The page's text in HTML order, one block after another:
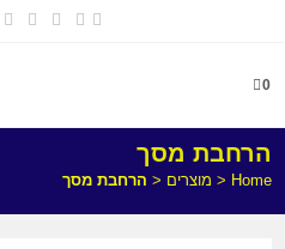
0
הרחבת מסך
Home
< מוצרים < הרחבת מסך